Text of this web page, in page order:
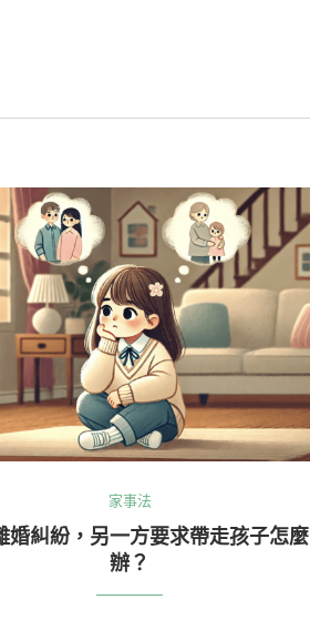
家事法
婚糾紛，另一方要求帶走孩子怎麼
辦？